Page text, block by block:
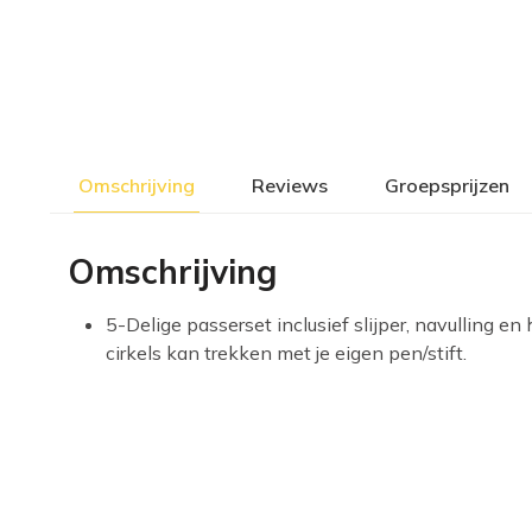
Omschrijving Reviews Groepsprijzen
Omschrijving
5-Delige passerset inclusief slijper, navulling en
cirkels kan trekken met je eigen pen/stift.